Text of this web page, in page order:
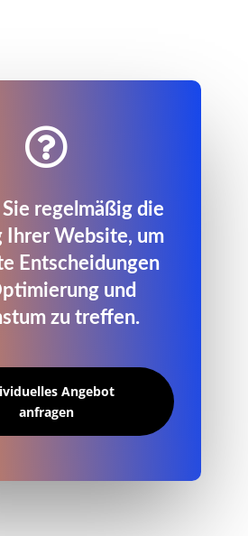

regelmäßig die
Ihrer Website, um
Entscheidungen
und
zu treffen.
Angebot
anfragen